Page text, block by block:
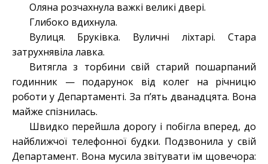
Оляна розчахнула важкі великі двері.
Глибоко вдихнула.
Вулиця. Бруківка. Вуличні ліхтарі. Стара
затрухнявіла лавка.
Витягла з торбини свій старий пошарпаний
годинник — подарунок від колег на річницю
роботи у Департаменті. За п’ять дванадцята. Вона
майже спізнилась.
Швидко перейшла дорогу і побігла вперед, до
найближчої телефонної будки. Подзвонила у свій
Департамент. Вона мусила звітувати їм щовечора: